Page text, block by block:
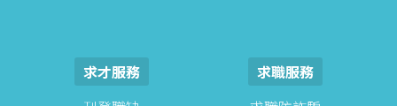
求才服務
求職服務